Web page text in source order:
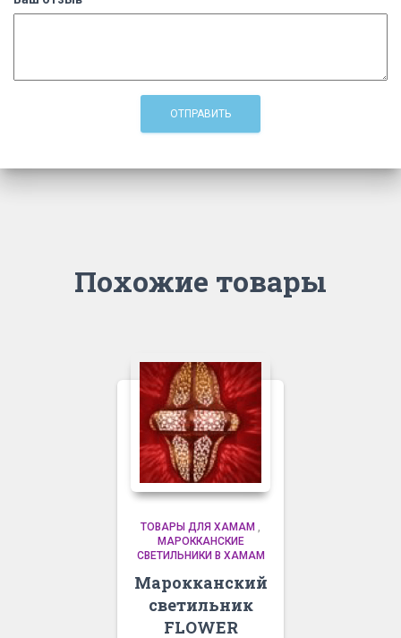
Похожие товары
ТОВАРЫ ДЛЯ ХАМАМ ,
МАРОККАНСКИЕ
СВЕТИЛЬНИКИ В ХАМАМ
Марокканский
светильник
FLOWER